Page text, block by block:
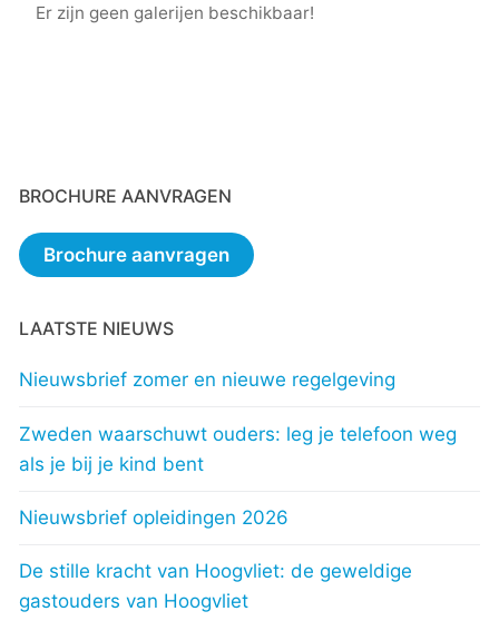
Er zijn geen galerijen beschikbaar!
BROCHURE AANVRAGEN
Brochure aanvragen
LAATSTE NIEUWS
Nieuwsbrief zomer en nieuwe regelgeving
Zweden waarschuwt ouders: leg je telefoon weg
als je bij je kind bent
Nieuwsbrief opleidingen 2026
De stille kracht van Hoogvliet: de geweldige
gastouders van Hoogvliet